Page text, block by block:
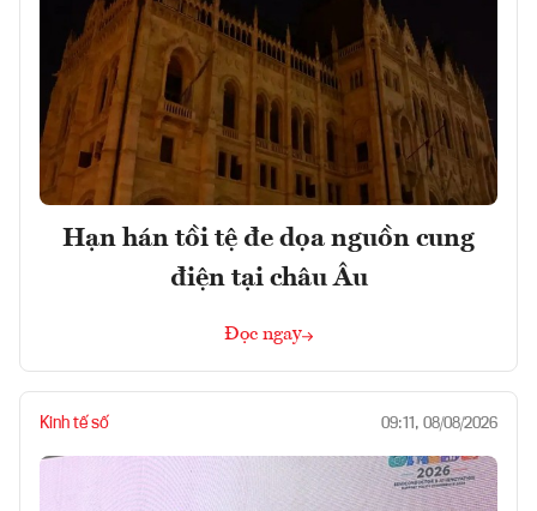
Hạn hán tồi tệ đe dọa nguồn cung
điện tại châu Âu
Đọc ngay
Kinh tế số 09:11, 08/08/2026